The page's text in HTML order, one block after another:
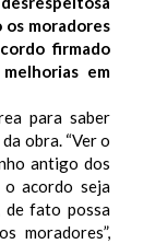
moradores
firmado
em
para saber
obra. “Ver o
antigo dos
o acordo seja
de fato possa
moradores”,